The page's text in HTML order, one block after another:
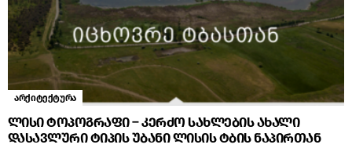
არქიტექტურა
ლისი ტოპოგრაფი – კერძო სახლების ახალი
დასავლური ტიპის უბანი ლისის ტბის ნაპირთან